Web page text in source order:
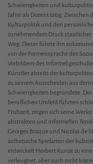
Schwierigkeiten und
Jahre als Dozent tätig.
Kulturpolitik und den
zunehmendem Druck
Weg. Dieser führte ihn
von der Formensprache des
Vorbildern des Informel
Künstler abseits der
zu seinem Ausscheiden aus
Schwierigkeiten begründete.
beruflichen Umfeld führten
Frühzeit, zeigen sich seine
abstrakten und informellen
Georges Braque und Nicolas de
ästhetische Spielarten der
entwickelt Herbert Kunze zu
verleugnet, aber auch nicht